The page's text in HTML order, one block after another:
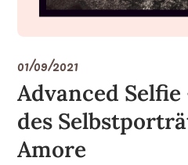
01/09/2021
Advanced
des
Amore